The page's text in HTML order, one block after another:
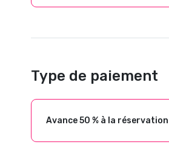
Type de paiement
Avance 50 % à la